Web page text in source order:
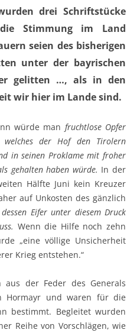
drei Schriftstücke
Stimmung im Land
seien des bisherigen
unter der bayrischen
gelitten …, als in den
wir hier im Lande sind.
würde man fruchtlose Opfer
welches der Hof den Tirolern
in seinen Proklame mit froher
gehalten haben würde. In der
Hälfte Juni kein Kreuzer
auf Unkosten des gänzlich
dessen Eifer unter diesem Druck
Wenn die Hilfe noch zehn
„eine völlige Unsicherheit
Krieg entstehen.“
aus der Feder des Generals
Hormayr und waren für die
bestimmt. Begleitet wurden
Reihe von Vorschlägen, wie